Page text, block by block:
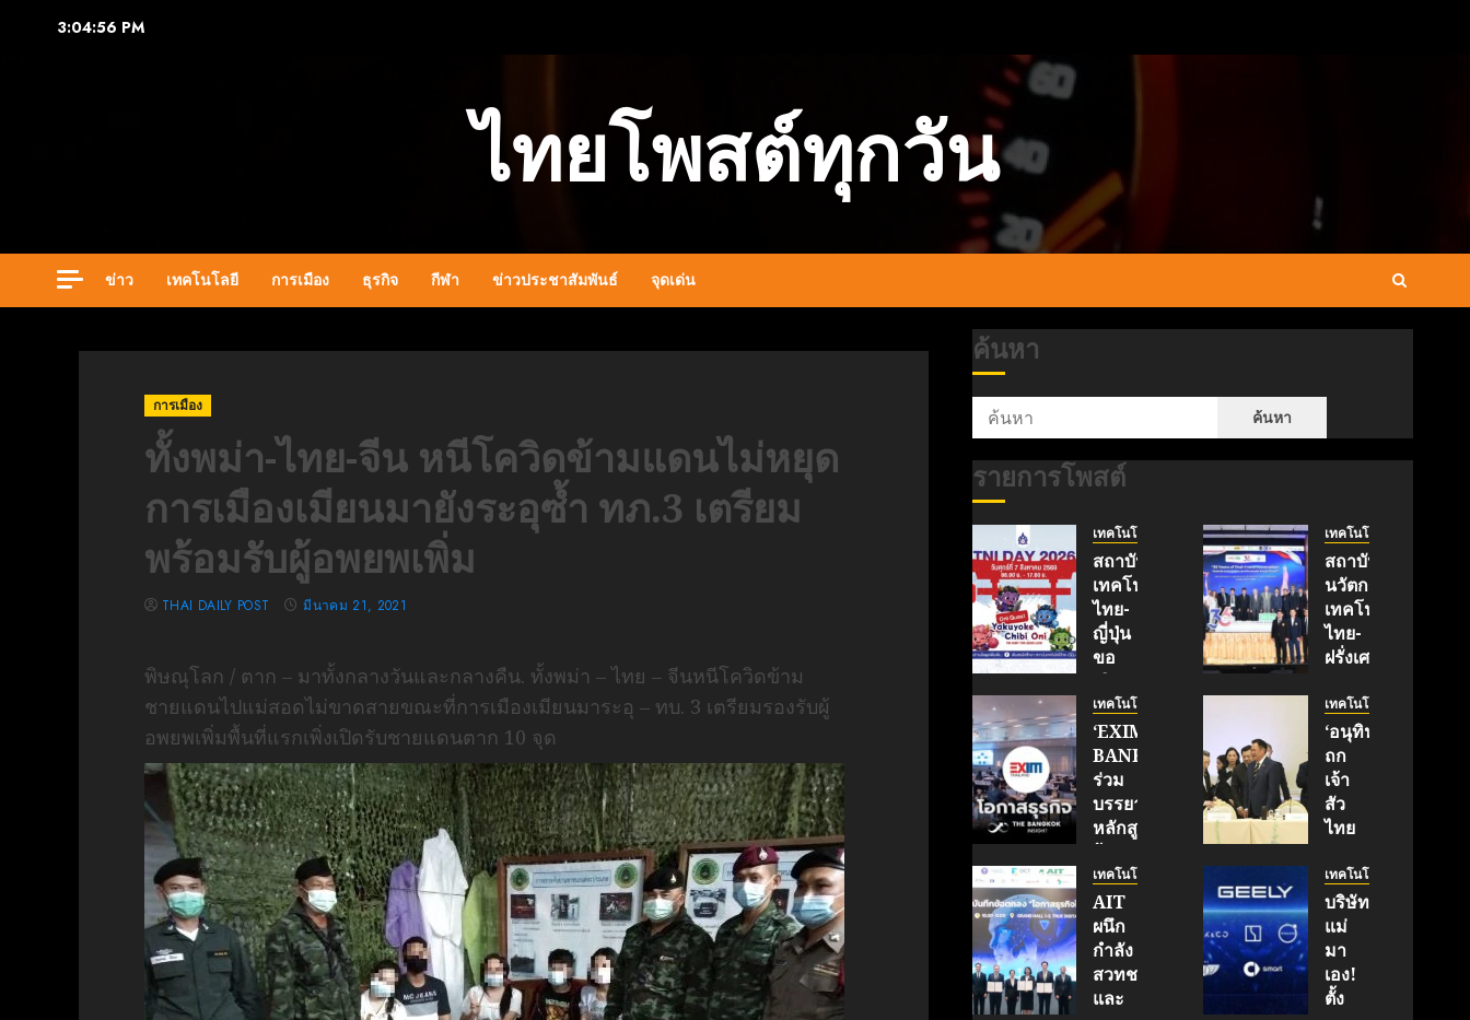
3:04:58 PM
ไทยโพสต์ทุกวัน
ข่าว เทคโนโลยี การเมือง ธุรกิจ กีฬา ข่าวประชาสัมพันธ์ จุดเด่น
การเมือง
ทั้งพม่า-ไทย-จีน หนีโควิดข้ามแดนไม่หยุด
การเมืองเมียนมายังระอุซ้ำ ทภ.3 เตรียม
พร้อมรับผู้อพยพเพิ่ม
THAI DAILY POST มีนาคม 21, 2021
พิษณุโลก / ตาก – มาทั้งกลางวันและกลางคืน. ทั้งพม่า – ไทย – จีนหนีโควิดข้าม
ชายแดนไปแม่สอดไม่ขาดสายขณะที่การเมืองเมียนมาระอุ – ทบ. 3 เตรียมรองรับผู้
อพยพเพิ่มพื้นที่แรกเพิ่งเปิดรับชายแดนตาก 10 จุด
ค้นหา
ค้นหา
รายการโพสต์
เทคโนโลยี
สถาบัน
เทคโนโลยี
ไทย-
ญี่ปุ่น
ขอ
เชิญ
เข้า
ร่วม
งาน
TNI
Day
2026
ฉลอง
ครบ
รอบ
19 ปี
TNI
กรกฎาคม
17, 2026
เทคโนโลยี
สถาบัน
นวัตกรรม
เทคโนโลยี
ไทย-
ฝรั่งเศส
มจพ.ฉลอง
36 ปี
แห่ง
ความ
ร่วม
มือ
ฝรั่งเศส
เดิน
หน้า
ขับ
เคลื่อน
นวัตกรรม
เทคโนโลยี
‘EXIM
BANK’
ร่วม
บรรยาย
หลักสูตร
ผู้
บริหาร
หนุน
ธุรกิจ
‘Wellness-
Longevity’
สู่
เทคโนโลยี
‘อนุทิน’
ถก
เจ้า
สัว
ไทย
ประชาชาติ
ธุรกิจ
|
LINE
TODAY
เทคโนโลยี
AIT
ผนึก
กำลัง
สวทช.
และ
เทคโนโลยี
บริษัท
แม่
มา
เอง!
ตั้ง